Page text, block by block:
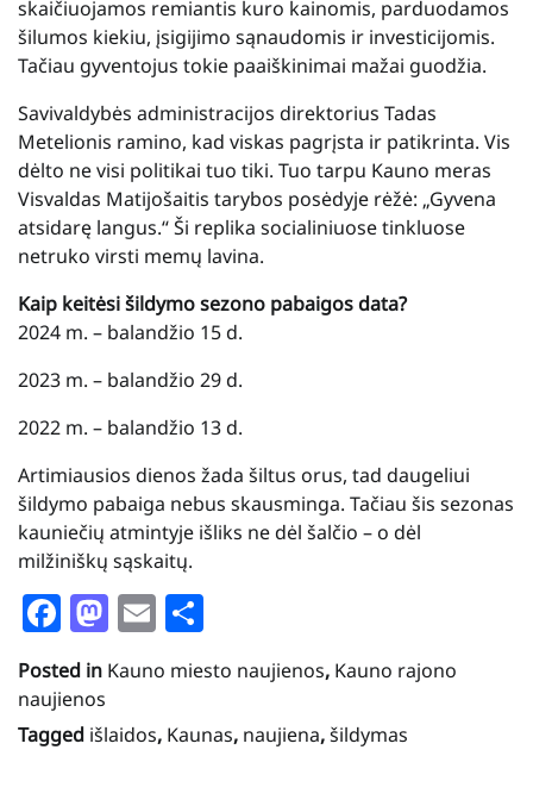
skaičiuojamos remiantis kuro kainomis, parduodamos
šilumos kiekiu, įsigijimo sąnaudomis ir investicijomis.
Tačiau gyventojus tokie paaiškinimai mažai guodžia.
Savivaldybės administracijos direktorius Tadas
Metelionis ramino, kad viskas pagrįsta ir patikrinta. Vis
dėlto ne visi politikai tuo tiki. Tuo tarpu Kauno meras
Visvaldas Matijošaitis tarybos posėdyje rėžė: „Gyvena
atsidarę langus.“ Ši replika socialiniuose tinkluose
netruko virsti memų lavina.
Kaip keitėsi šildymo sezono pabaigos data?
2024 m. – balandžio 15 d.
2023 m. – balandžio 29 d.
2022 m. – balandžio 13 d.
Artimiausios dienos žada šiltus orus, tad daugeliui
šildymo pabaiga nebus skausminga. Tačiau šis sezonas
kauniečių atmintyje išliks ne dėl šalčio – o dėl
milžiniškų sąskaitų.
Facebook
Mastodon
Email
Posted in Kauno miesto naujienos, Kauno rajono
naujienos
Tagged išlaidos, Kaunas, naujiena,šildymas